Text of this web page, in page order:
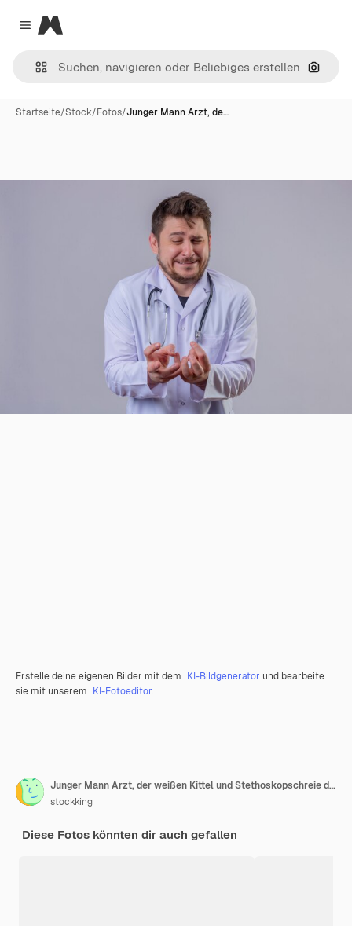
Close menu
Magnific
Nach
Startseite/Stock/Fotos/Junger Mann Arzt, de…
Erstelle deine eigenen Bilder mit dem KI-Bildgenerator und bearbeite
sie mit unserem KI-Fotoeditor.
Junger Mann Arzt, der weißen Kittel und Stethoskopschreie des Leidens trägt
stockking
Diese Fotos könnten dir auch gefallen